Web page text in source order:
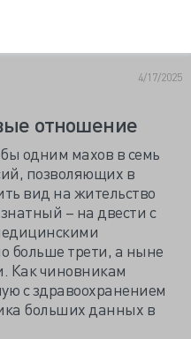
4/17/2025
отношение
одним махов в семь
позволяющих в
вид на жительство
– на двести с
больше трети, а ныне
Как чиновникам
с здравоохранением
больших данных в